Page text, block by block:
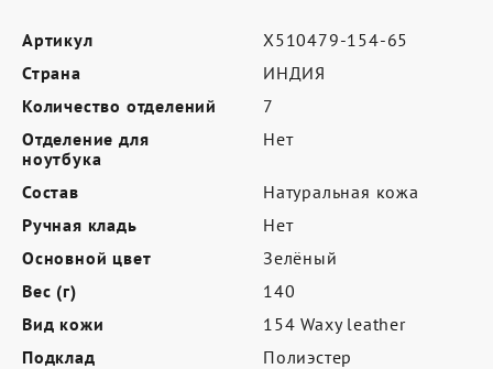
Сертификат Dr.Koffer
Где купить
Партнерам
Контакты
Программа лояльности
Политика обработки персональных
данных
Артикул
X510479-154-65
Страна
ИНДИЯ
Количество отделений
7
Отделение для
ноутбука
Нет
Состав
Натуральная кожа
Ручная кладь
Нет
Основной цвет
Зелёный
Вес (г)
140
Вид кожи
154 Waxy leather
Подклад
Полиэстер